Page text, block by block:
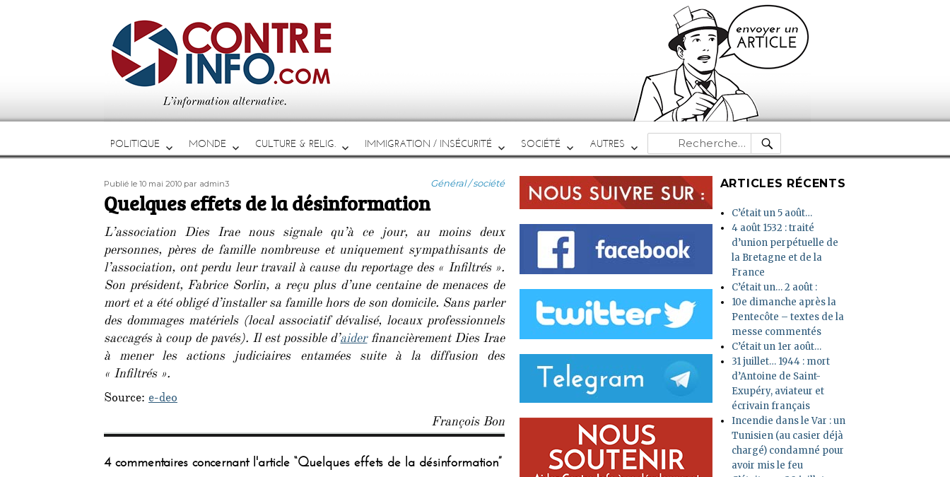
POLITIQUE MONDE CULTURE & RELIG. IMMIGRATION / INSÉCURITÉ SOCIÉTÉ AUTRES
Recherche
pour :
RECHERCHE
Publié
le
Publié le 10 mai 2010 Auteur
par admin3 Catégories
Général / société
Quelques effets de la désinformation
L’association Dies Irae nous signale qu’à ce jour, au moins deux
personnes, pères de famille nombreuse et uniquement sympathisants de
l’association, ont perdu leur travail à cause du reportage des « Infiltrés ».
Son président, Fabrice Sorlin, a reçu plus d’une centaine de menaces de
mort et a été obligé d’installer sa famille hors de son domicile. Sans parler
des dommages matériels (local associatif dévalisé, locaux professionnels
saccagés à coup de pavés). Il est possible d’aiderfinancièrement Dies Irae
à mener les actions judiciaires entamées suite à la diffusion des
« Infiltrés ».
Source: e-deo
François Bon
4 commentaires concernant l'article “Quelques effets de la désinformation”
ARTICLES RÉCENTS
C’était un 5 août…
4 août 1532 : traité
d’union perpétuelle de
la Bretagne et de la
France
C’était un… 2 août :
10e dimanche après la
Pentecôte – textes de la
messe commentés
C’était un 1er août…
31 juillet… 1944 : mort
d’Antoine de Saint-
Exupéry, aviateur et
écrivain français
Incendie dans le Var : un
Tunisien (au casier déjà
chargé) condamné pour
avoir mis le feu